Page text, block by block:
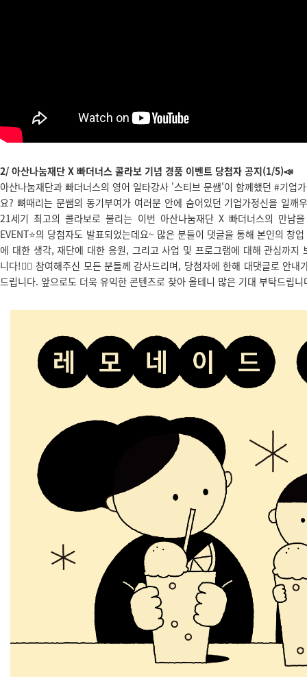
2/ 아산나눔재단 X 빠더너스 콜라보 기념 경품 이벤트 당첨자 공지(1/5)📣
아산나눔재단과 빠더너스의 영어 일타강사 '스티브 문쌤'이 함께했던 #기업
요? 뼈때리는 문쌤의 동기부여가 여러분 안에 숨어있던 기업가정신을 일깨
21세기 최고의 콜라보로 불리는 이번 아산나눔재단 X 빠더너스의 만남
EVENT⭐의 당첨자도 발표되었는데요~ 많은 분들이 댓글을 통해 본인의 창
에 대한 생각, 재단에 대한 응원, 그리고 사업 및 프로그램에 대해 관심까지
니다!❤️‍🔥 참여해주신 모든 분들께 감사드리며, 당첨자에 한해 대댓글로 안내
드립니다. 앞으로도 더욱 유익한 콘텐츠로 찾아 올테니 많은 기대 부탁드립